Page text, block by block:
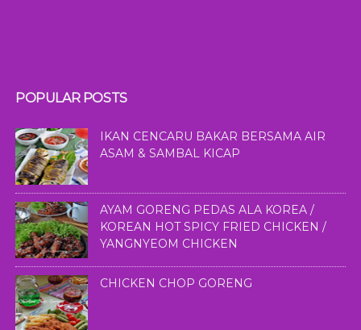
POPULAR POSTS
IKAN CENCARU BAKAR BERSAMA AIR
ASAM & SAMBAL KICAP
AYAM GORENG PEDAS ALA KOREA /
KOREAN HOT SPICY FRIED CHICKEN /
YANGNYEOM CHICKEN
CHICKEN CHOP GORENG